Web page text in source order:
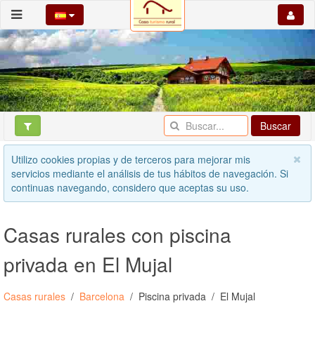
Buscar
Utilizo cookies propias y de terceros para mejorar mis
servicios mediante el análisis de tus hábitos de navegación. Si
continuas navegando, considero que aceptas su uso.
Casas rurales con piscina
privada en El Mujal
Casas rurales Barcelona Piscina privada El Mujal